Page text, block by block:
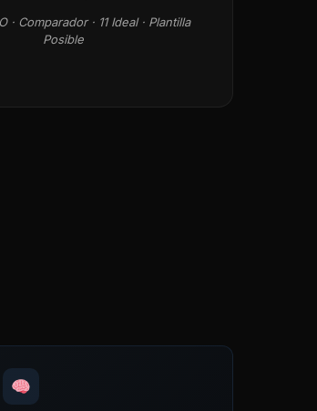
· Comparador · 11 Ideal · Plantilla
Posible